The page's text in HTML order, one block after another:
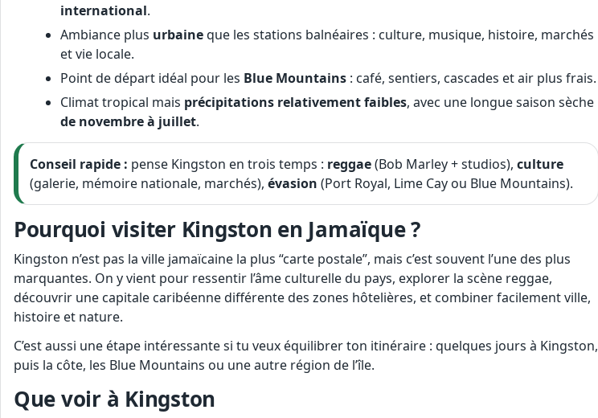
international.
Ambiance plus urbaineque les stations balnéaires : culture, musique, histoire, marchés
et vie locale.
Point de départ idéal pour les Blue Mountains : café, sentiers, cascades et air plus frais.
Climat tropical mais précipitations relativement faibles, avec une longue saison sèche
de novembre à juillet.
Conseil rapide : pense Kingston en trois temps : reggae(Bob Marley + studios), culture
(galerie, mémoire nationale, marchés), évasion (Port Royal, Lime Cay ou Blue Mountains).
Pourquoi visiter Kingston en Jamaïque ?
Kingston n’est pas la ville jamaïcaine la plus “carte postale”, mais c’est souvent l’une des plus
marquantes. On y vient pour ressentir l’âme culturelle du pays, explorer la scène reggae,
découvrir une capitale caribéenne différente des zones hôtelières, et combiner facilement ville,
histoire et nature.
C’est aussi une étape intéressante si tu veux équilibrer ton itinéraire : quelques jours à Kingston,
puis la côte, les Blue Mountains ou une autre région de l’île.
Que voir à Kingston